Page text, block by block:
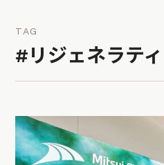
TAG
#リジェネラテ